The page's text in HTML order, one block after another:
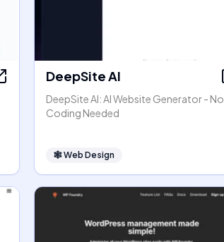
DeepSite AI
DeepSite AI: AI Website Generator - No
Coding Needed
🕸Web Design